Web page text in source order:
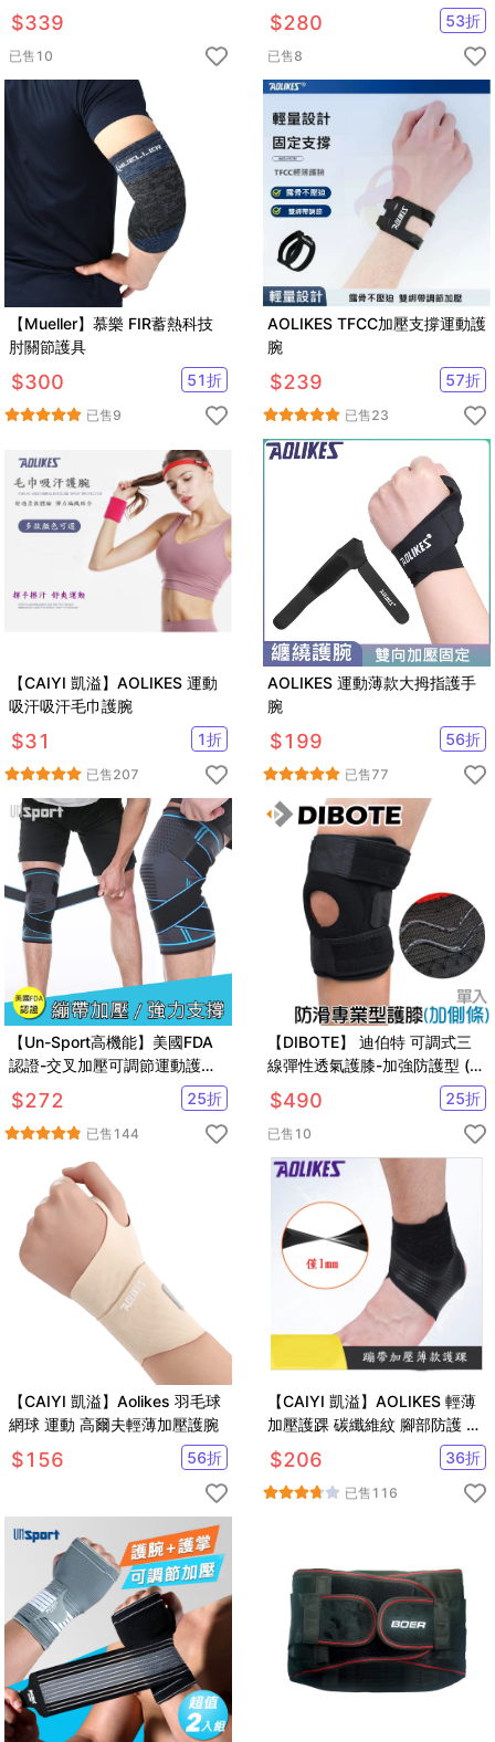
盒) 台灣製 拳擊專用 護具 歐洲
熱銷
$339
已售 10
$280 53折
已售8
【Mueller】慕樂 FIR蓄熱科技
肘關節護具
$300 51折
已售9
AOLIKES TFCC加壓支撐運動護
腕
$239 57折
已售23
【CAIYI 凱溢】AOLIKES 運動
吸汗吸汗毛巾護腕
$31 1折
已售207
AOLIKES 運動薄款大拇指護手
腕
$199 56折
已售77
【Un-Sport高機能】美國FDA
認證-交叉加壓可調節運動護膝/
護具(重訓/跑步)
$272 25折
已售 144
【DIBOTE】 迪伯特 可調式三
線彈性透氣護膝-加強防護型 (單
入)
$490 25折
已售 10
【CAIYI 凱溢】Aolikes 羽毛球
網球 運動 高爾夫輕薄加壓護腕
$156 56折
【CAIYI 凱溢】AOLIKES 輕薄
加壓護踝 碳纖維紋 腳部防護 登
山護踝
$206 36折
已售 116